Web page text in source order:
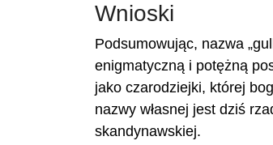
Wnioski
Podsumowując, nazwa
enigmatyczną i potężną
jako czarodziejki, której
nazwy własnej jest dziś
skandynawskiej.